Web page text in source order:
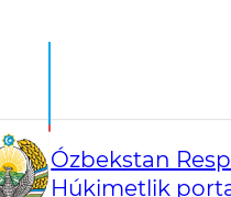
Ózbekstan
Húkimetlik